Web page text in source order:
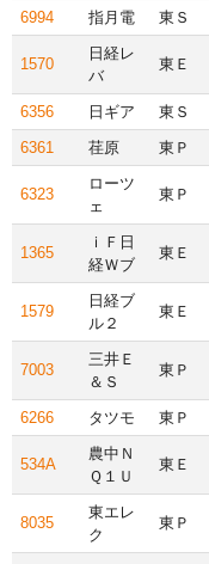
6994 指月電 東Ｓ
1570
日経レ
バ
東Ｅ
6356 日ギア 東Ｓ
6361
荏原 東Ｐ
6323
ローツ
ェ
東Ｐ
1365
ｉＦ日
経Ｗブ
東Ｅ
1579
日経ブ
ル２
東Ｅ
7003
三井Ｅ
＆Ｓ
東Ｐ
6266 タツモ 東Ｐ
534A
農中Ｎ
Ｑ１Ｕ
東Ｅ
8035
東エレ
ク
東Ｐ